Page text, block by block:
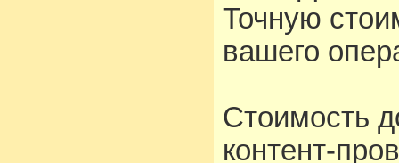
Точную
вашего
Стоимость
контент-